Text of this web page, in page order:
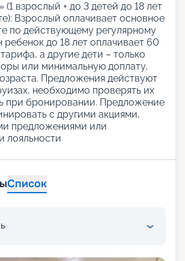
(1 взрослый + до 3 детей до 18 лет
Взрослый оплачивает основное
по действующему регулярному
ребенок до 18 лет оплачивает 60
а другие дети – только
или минимальную доплату,
Предложения действуют
необходимо проверять их
при бронировании. Предложение
с другими акциями,
предложениями или
лояльности
Список